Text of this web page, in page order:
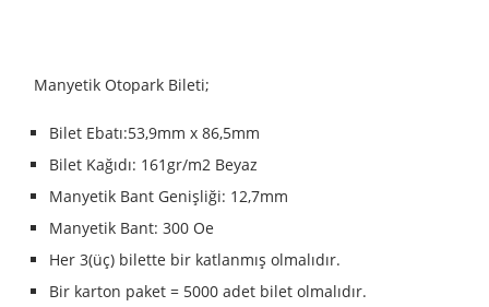
Manyetik Otopark Bileti;
Bilet Ebatı:53,9mm x 86,5mm
Bilet Kağıdı: 161gr/m2 Beyaz
Manyetik Bant Genişliği: 12,7mm
Manyetik Bant: 300 Oe
Her 3(üç) bilette bir katlanmış olmalıdır.
Bir karton paket = 5000 adet bilet olmalıdır.